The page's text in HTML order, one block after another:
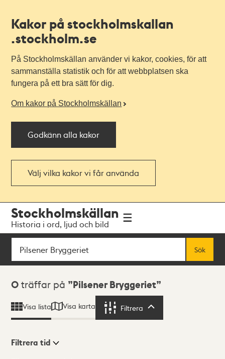
Kakor på stockholmskallan
.stockholm.se
På Stockholmskällan använder vi kakor, cookies, för att
sammanställa statistik och för att webbplatsen ska
fungera på ett bra sätt för dig.
Om kakor på Stockholmskällan
Godkänn alla kakor
Välj vilka kakor vi får använda
navigationen
huvudinnehållet
Stockholmskällan
Historia i ord, ljud och bild
Sök
Sök
Sökresultat
0 träffar på Pilsener Bryggeriet
Visa lista Visa karta Filtrera
Filtrera tid